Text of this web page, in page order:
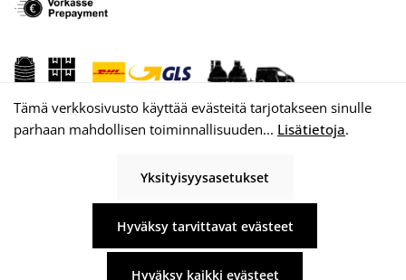
Kaikki hinnat sis. alv plustoimituskulutja mahdolliset toimituskulut, ellei toisin
Tämä verkkosivusto käyttää evästeitä tarjotakseen sinulle
parhaan mahdollisen toiminnallisuuden... Lisätietoja.
Yksityisyysasetukset
Hyväksy tarvittavat evästeet
Hyväksy kaikki evästeet